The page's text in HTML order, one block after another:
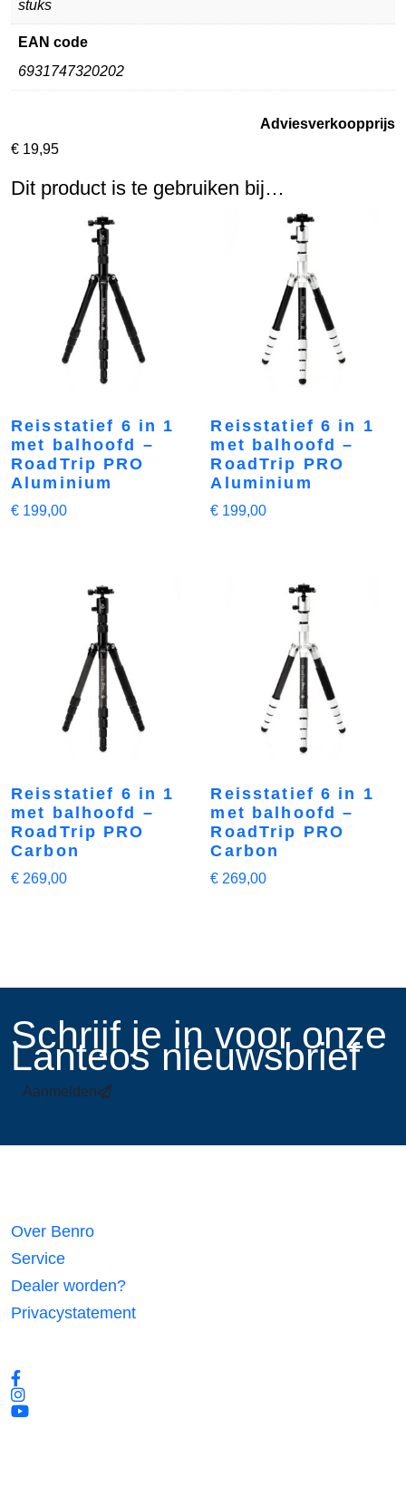
stuks
EAN code
6931747320202
Adviesverkoopprijs
€ 19,95
Dit product is te gebruiken bij…
Reisstatief 6 in 1
met balhoofd –
RoadTrip PRO
Aluminium
€ 199,00
Reisstatief 6 in 1
met balhoofd –
RoadTrip PRO
Aluminium
€ 199,00
Reisstatief 6 in 1
met balhoofd –
RoadTrip PRO
Carbon
€ 269,00
Reisstatief 6 in 1
met balhoofd –
RoadTrip PRO
Carbon
€ 269,00
​Schrijf je in voor onze
Lanteos nieuwsbrief
Aanmelden
Over Benro
Service
Dealer worden?
Privacystatement